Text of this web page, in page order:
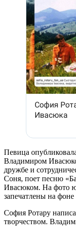
Певица
Владимиром
дружбе и
Соня, поет песню
Ивасюком. На фото
запечатлены на
София Ротару
творчеством.